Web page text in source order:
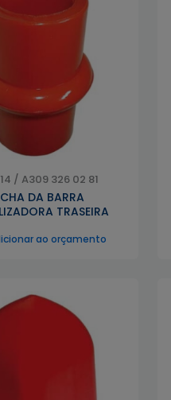
/ A309 326 02 81
DA BARRA
TRASEIRA
ao orçamento